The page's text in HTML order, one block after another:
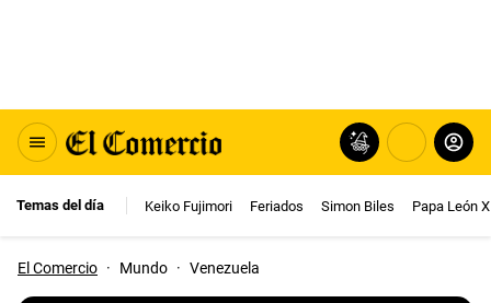
Temas del día Keiko Fujimori Feriados Simon Biles Papa León
El Comercio · Mundo · Venezuela